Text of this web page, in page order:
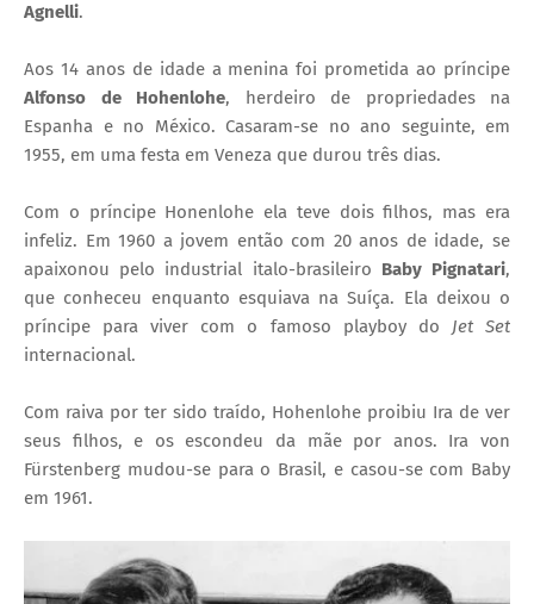
Agnelli.
Aos 14 anos de idade a menina foi prometida ao príncipe
Alfonso de Hohenlohe, herdeiro de propriedades na
Espanha e no México. Casaram-se no ano seguinte, em
1955, em uma festa em Veneza que durou três dias.
Com o príncipe Honenlohe ela teve dois filhos, mas era
infeliz. Em 1960 a jovem então com 20 anos de idade, se
apaixonou pelo industrial italo-brasileiro Baby Pignatari,
que conheceu enquanto esquiava na Suíça. Ela deixou o
príncipe para viver com o famoso playboy do Jet Set
internacional.
Com raiva por ter sido traído, Hohenlohe proibiu Ira de ver
seus filhos, e os escondeu da mãe por anos. Ira von
Fürstenberg mudou-se para o Brasil, e casou-se com Baby
em 1961.